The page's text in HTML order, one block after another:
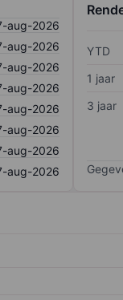
aug-2026
aug-2026
aug-2026
aug-2026
aug-2026
aug-2026
aug-2026
aug-2026
YTD
1 jaar
3 jaar